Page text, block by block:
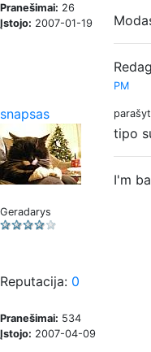
Pranešimai: 26
Įstojo: 2007-01-19
PM
snapsas
Geradarys
Reputacija: 0
Pranešimai: 534
Įstojo: 2007-04-09
tipo
I'm